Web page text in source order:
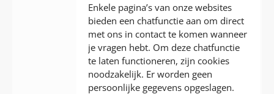
Enkele pagina’s van onze websites
bieden een chatfunctie aan om direct
met ons in contact te komen wanneer
je vragen hebt. Om deze chatfunctie
te laten functioneren, zijn cookies
noodzakelijk. Er worden geen
persoonlijke gegevens opgeslagen.